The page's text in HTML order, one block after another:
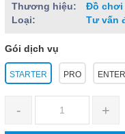
Thương hiệu:
Đồ chơi
Loại:
Tư vấn
Gói dịch vụ
STARTER PRO
- +